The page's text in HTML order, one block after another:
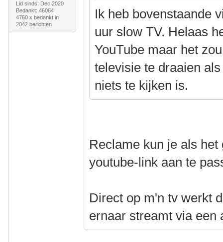
Lid sinds: Dec 2020
Bedankt: 46064
4760 x bedankt in
2042 berichten
Ik heb bovenstaande
uur slow TV. Helaas
YouTube maar het
televisie te draaien
niets te kijken is.
Reclame kun je als
youtube-link aan te
Direct op m'n tv werkt
ernaar streamt via een